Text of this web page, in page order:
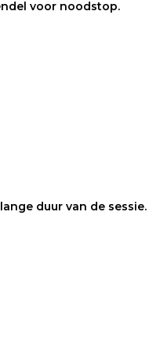
voor noodstop.
duur van de sessie.